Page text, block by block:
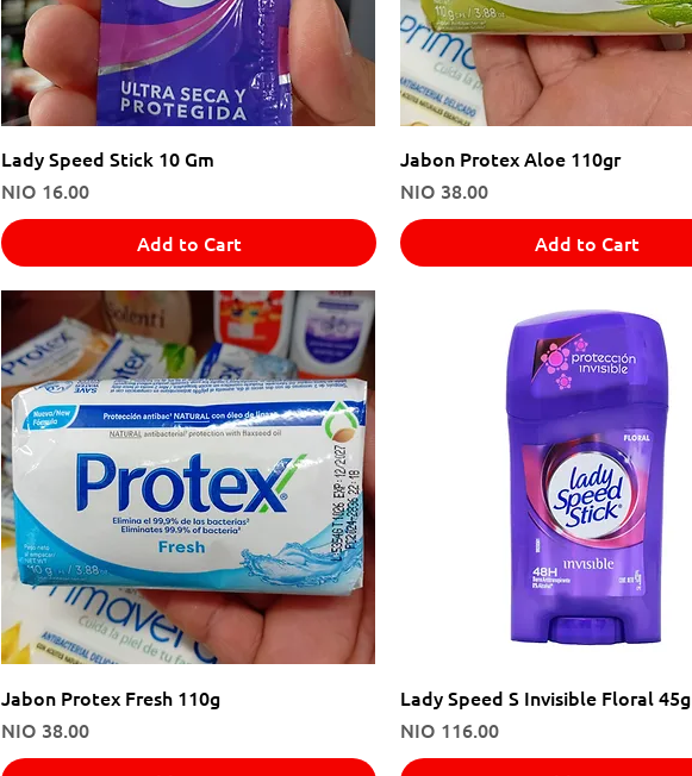
Lady Speed Stick 10 Gm
Price
NIO 16.00
Add to Cart
Jabon Protex Aloe 110gr
Price
NIO 38.00
Add to Cart
Jabon Protex Fresh 110g
Price
NIO 38.00
Lady Speed S Invisible Floral 45g
Price
NIO 116.00